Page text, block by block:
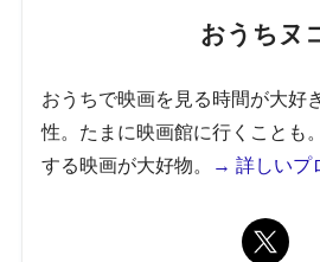
おうちヌ
おうちで映画を見る時間が大好
性。たまに映画館に行くことも
する映画が大好物。
→ 詳しいプ